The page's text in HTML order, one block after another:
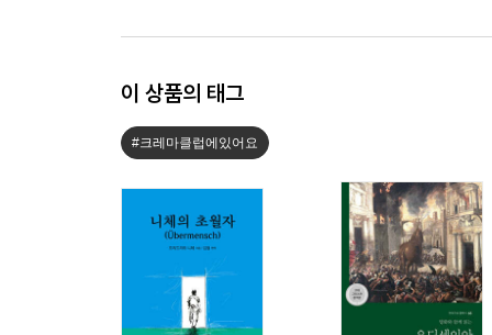
이 상품의 태그
#크레마클럽에있어요